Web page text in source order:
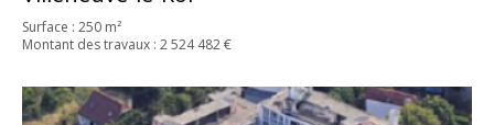
Surface : 250 m²
Montant des travaux : 2 524 482 €